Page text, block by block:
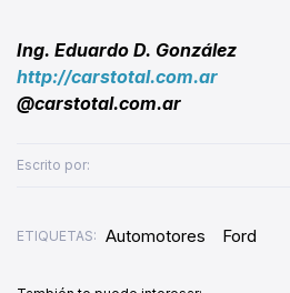
Ing. Eduardo D. González
http://carstotal.com.ar
@carstotal.com.ar
Escrito por:
ETIQUETAS: Automotores Ford